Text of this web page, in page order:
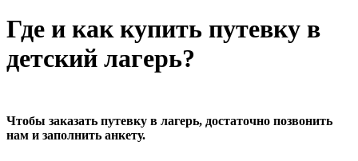
Где и как купить путевку в
детский лагерь?
Чтобы заказать путевку в лагерь, достаточно позвонить
нам и заполнить анкету.